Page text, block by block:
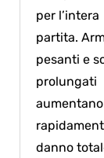
per l’intera
partita.
pesanti e
prolungati
aumentano
danno